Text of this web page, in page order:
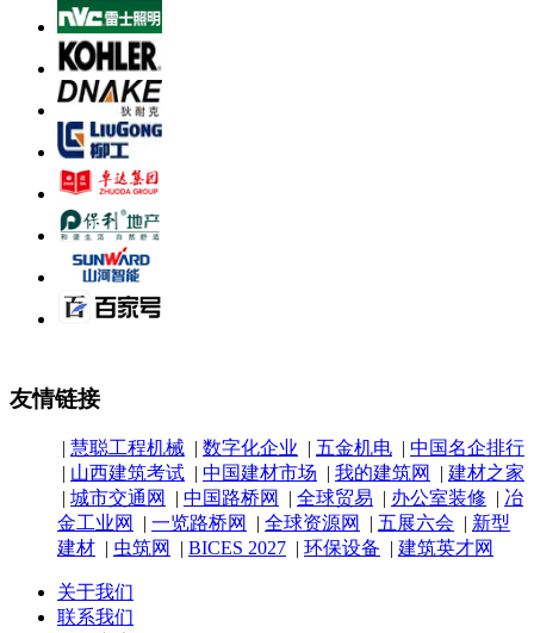
友情链接
| 慧聪工程机械 | 数字化企业 | 五金机电 | 中国名企排行
| 山西建筑考试 | 中国建材市场 | 我的建筑网 | 建材之家
| 城市交通网 | 中国路桥网 | 全球贸易 | 办公室装修 | 冶
金工业网
| 一览路桥网 | 全球资源网 | 五展六会 | 新型
建材 | 虫筑网 | BICES 2027 | 环保设备 | 建筑英才网
关于我们
联系我们